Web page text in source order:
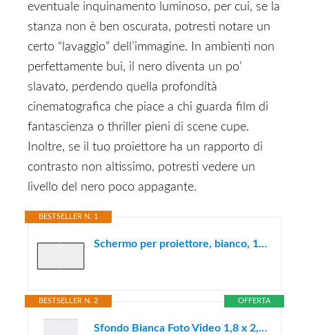
eventuale inquinamento luminoso, per cui, se la
stanza non è ben oscurata, potresti notare un
certo “lavaggio” dell’immagine. In ambienti non
perfettamente bui, il nero diventa un po’
slavato, perdendo quella profondità
cinematografica che piace a chi guarda film di
fantascienza o thriller pieni di scene cupe.
Inoltre, se il tuo proiettore ha un rapporto di
contrasto non altissimo, potresti vedere un
livello del nero poco appagante.
BESTSELLER N. 1
Schermo per proiettore, bianco, 16:9, nessuna piega, home theater, schermo di proiezione pieghevole, 60 pollici, 84 pollici, 150 pollici
OFFERTA
BESTSELLER N. 2
Sfondo Bianca Foto Video 1,8 x 2,8m, Bonvvie Sfondo Fotografico Resistente Alle Rughe, Lavabile Sfondo Mussola per Studio Fotografia, Televisione, Zoom, YouTube, Riunioni Online